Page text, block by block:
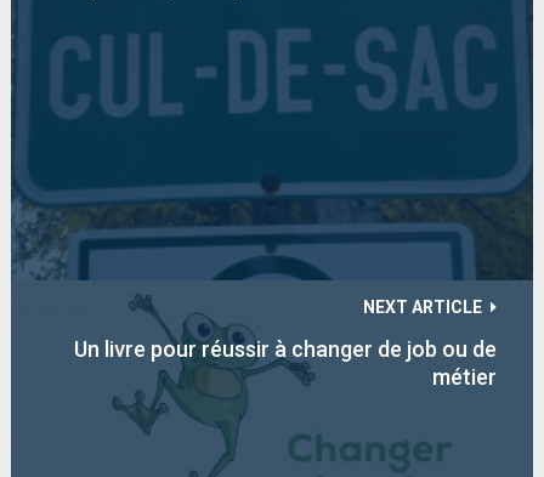
NEXT ARTICLE
Un livre pour réussir à changer de job ou de
métier